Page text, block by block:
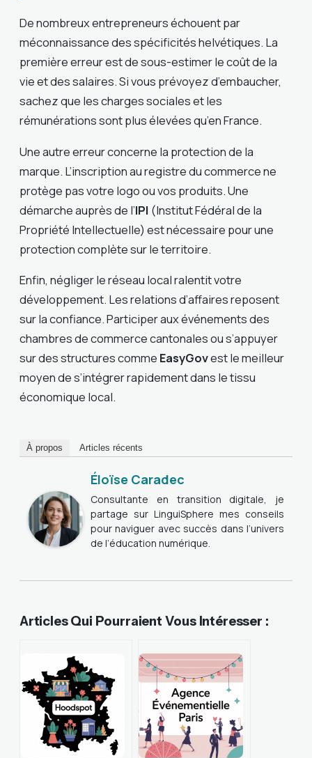
De nombreux entrepreneurs échouent par
méconnaissance des spécificités helvétiques. La
première erreur est de sous-estimer le coût de la
vie et des salaires. Si vous prévoyez d’embaucher,
sachez que les charges sociales et les
rémunérations sont plus élevées qu’en France.
Une autre erreur concerne la protection de la
marque. L’inscription au registre du commerce ne
protège pas votre logo ou vos produits. Une
démarche auprès de l’IPI (Institut Fédéral de la
Propriété Intellectuelle) est nécessaire pour une
protection complète sur le territoire.
Enfin, négliger le réseau local ralentit votre
développement. Les relations d’affaires reposent
sur la confiance. Participer aux événements des
chambres de commerce cantonales ou s’appuyer
sur des structures comme EasyGovest le meilleur
moyen de s’intégrer rapidement dans le tissu
économique local.
À propos Articles récents
Éloïse Caradec
Consultante en transition digitale, je
partage sur LinguiSphere mes conseils
pour naviguer avec succès dans l’univers
de l’éducation numérique.
Articles Qui Pourraient Vous Intéresser :